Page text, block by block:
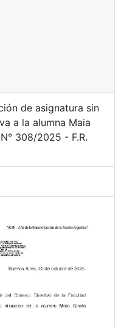
de asignatura sin
a la alumna Maia
308/2025 - F.R.